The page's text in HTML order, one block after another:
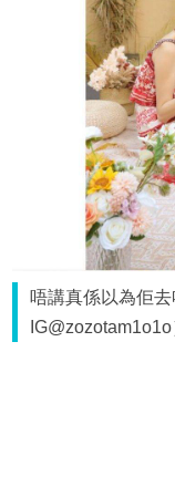
唔講真係以為佢
IG@zozotam1o1o